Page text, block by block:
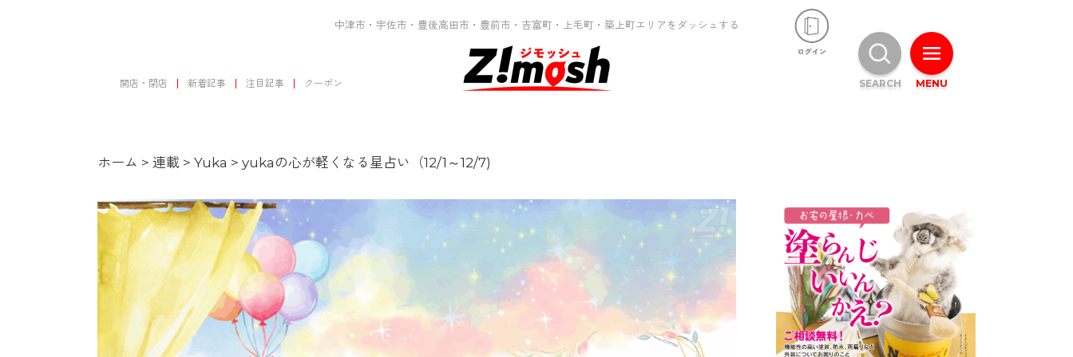
中津市・宇佐市・豊後高田市・豊前市・吉富町・上毛町・築上町エリアをダッシュする
開店・閉店 新着記事 注目記事 クーポン
ホーム > 連載 > Yuka > yukaの心が軽くなる星占い（12/1～12/7)
MENU
SEARCH